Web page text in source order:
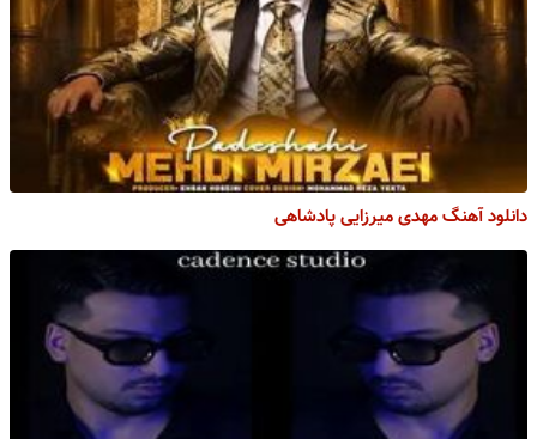
دانلود آهنگ مهدی میرزایی پادشاهی